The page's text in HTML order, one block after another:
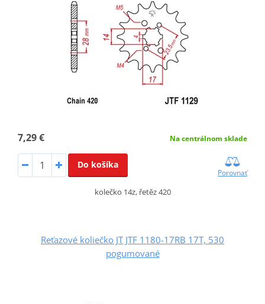
7,29 € Na centrálnom sklade
Do košíka
Porovnať
kolečko 14z, řetěz 420
Reťazové koliečko JT JTF 1180-17RB 17T, 530
pogumované